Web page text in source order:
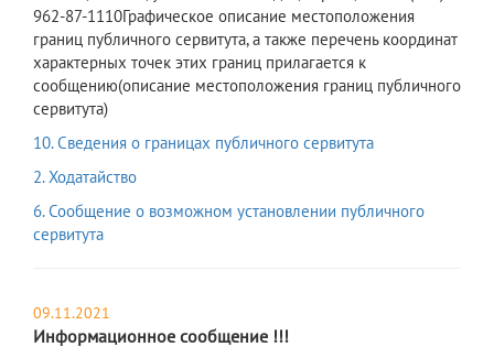
962-87-1110Графическое описание местоположения
границ публичного сервитута, а также перечень координат
характерных точек этих границ прилагается к
сообщению(описание местоположения границ публичного
сервитута)
10. Сведения о границах публичного сервитута
2. Ходатайство
6. Сообщение о возможном установлении публичного
сервитута
09.11.2021
Информационное сообщение !!!